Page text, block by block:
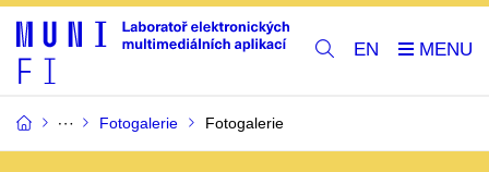
EN
Fotogalerie Fotogalerie